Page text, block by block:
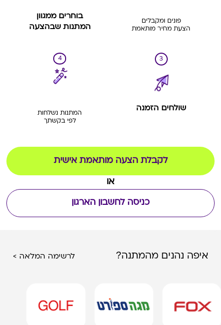
פונים ומקבלים
הצעת מחיר מותאמת
בוחרים ממגוון
המתנות שבהצעה
3
שולחים הזמנה
4
המתנות נשלחות
לפי בקשתך
כניסה לחשבון הארגון
או
לקבלת הצעה מותאמת אישית
איפה נהנים מהמתנה? לרשימה המלאה >